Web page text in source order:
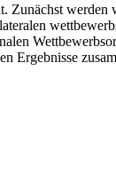
Ergebnisse